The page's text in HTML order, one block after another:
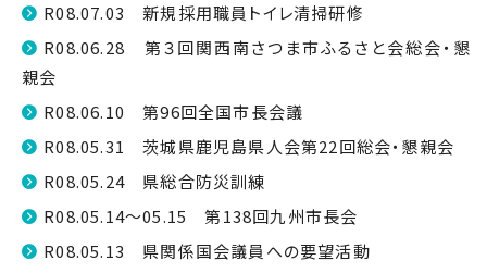
R08.07.03 新規採用職員トイレ清掃研修
R08.06.28 第３回関西南さつま市ふるさと会総会・懇
親会
R08.06.10 第96回全国市長会議
R08.05.31 茨城県鹿児島県人会第22回総会・懇親会
R08.05.24 県総合防災訓練
R08.05.14～05.15 第138回九州市長会
R08.05.13 県関係国会議員への要望活動